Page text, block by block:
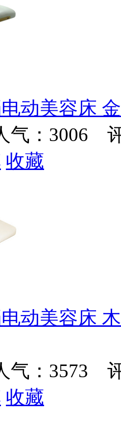
动美容床
：3006
收藏
动美容床
：3573
收藏